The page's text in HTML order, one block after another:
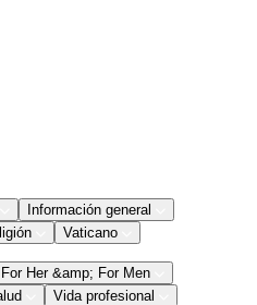
Información general
Vaticano
For Her &amp; For Men
Vida profesional